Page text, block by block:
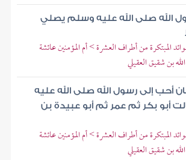
الله صلى الله عليه وسلم يصلي
المبتكرة من أطراف العشرة > أم المؤمنين عائشة
بن شقيق العقيلي
أحب إلى رسول الله صلى الله عليه
أبو بكر ثم عمر ثم أبو عبيدة بن
المبتكرة من أطراف العشرة > أم المؤمنين عائشة
بن شقيق العقيلي